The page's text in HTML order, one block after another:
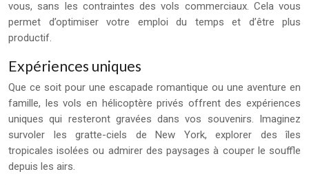
vous, sans les contraintes des vols commerciaux. Cela vous
permet d’optimiser votre emploi du temps et d’être plus
productif.
Expériences uniques
Que ce soit pour une escapade romantique ou une aventure en
famille, les vols en hélicoptère privés offrent des expériences
uniques qui resteront gravées dans vos souvenirs. Imaginez
survoler les gratte-ciels de New York, explorer des îles
tropicales isolées ou admirer des paysages à couper le souffle
depuis les airs.